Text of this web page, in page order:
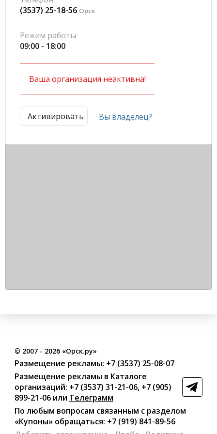
(3537) 25-18-56 Орск
Режим работы
09:00 - 18:00
Ваша организация неактивна!
Активировать Вы владелец?
© 2007 - 2026 «Орск.ру»
Размещение рекламы: +7 (3537) 25-08-07
Размещение рекламы в Каталоге
организаций: +7 (3537) 31-21-06, +7 (905)
899-21-06 или Телеграмм
По любым вопросам связанным с разделом
«Купоны» обращаться: +7 (919) 841-89-56